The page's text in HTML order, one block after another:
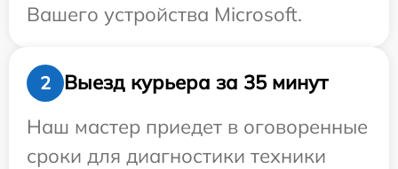
Вашего устройства Microsoft.
2
Выезд курьера за 35 минут
Наш мастер приедет в оговоренные
сроки для диагностики техники